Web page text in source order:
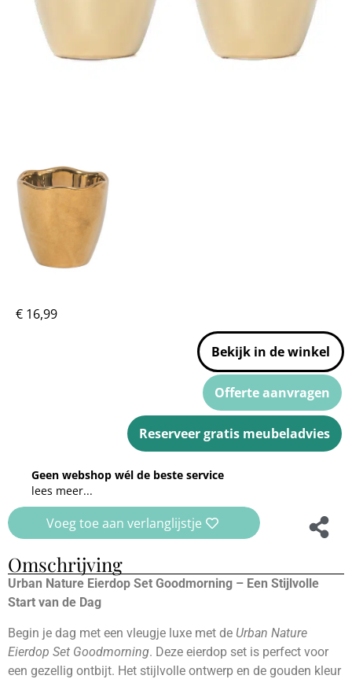
€ 16,99
Bekijk in de winkel
Offerte aanvragen
Reserveer gratis meubeladvies
Geen webshop wél de beste service
lees meer...
Voeg toe aan verlanglijstje
Omschrijving
Urban Nature Eierdop Set Goodmorning – Een Stijlvolle
Start van de Dag
Begin je dag met een vleugje luxe met de Urban Nature
Eierdop Set Goodmorning. Deze eierdop set is perfect voor
een gezellig ontbijt. Het stijlvolle ontwerp en de gouden kleur